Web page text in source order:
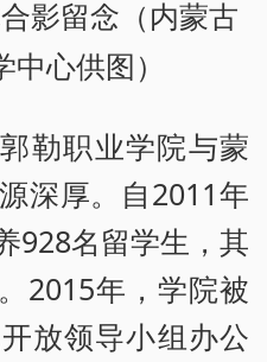
影留念（内蒙古
心供图）
勒职业学院与蒙
深厚。自2011年
928名留学生，其
2015年，学院被
放领导小组办公